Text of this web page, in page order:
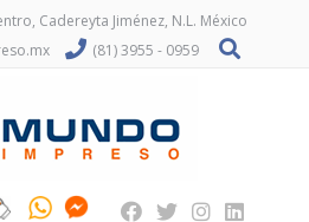
Cadereyta Jiménez, N.L. México
(81) 3955 - 0959